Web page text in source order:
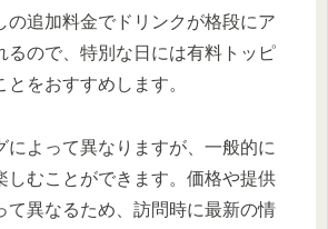
の追加料金でドリンクが格段にア
るので、特別な日には有料トッピ
をおすすめします。
によって異なりますが、一般的に
しむことができます。価格や提供
て異なるため、訪問時に最新の情